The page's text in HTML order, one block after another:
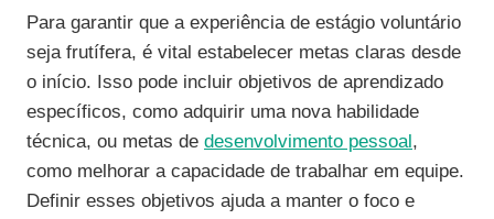
Para garantir que a experiência de estágio voluntário
seja frutífera, é vital estabelecer metas claras desde
o início. Isso pode incluir objetivos de aprendizado
específicos, como adquirir uma nova habilidade
técnica, ou metas de desenvolvimento pessoal ,
como melhorar a capacidade de trabalhar em equipe.
Definir esses objetivos ajuda a manter o foco e